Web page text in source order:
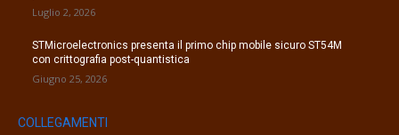
Luglio 2, 2026
STMicroelectronics presenta il primo chip mobile sicuro ST54M
con crittografia post-quantistica
Giugno 25, 2026
COLLEGAMENTI